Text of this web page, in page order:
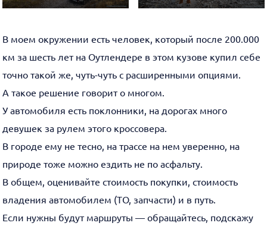
В моем окружении есть человек, который после 200.000
км за шесть лет на Оутлендере в этом кузове купил себе
точно такой же, чуть-чуть с расширенными опциями.
А такое решение говорит о многом.
У автомобиля есть поклонники, на дорогах много
девушек за рулем этого кроссовера.
В городе ему не тесно, на трассе на нем уверенно, на
природе тоже можно ездить не по асфальту.
В общем, оценивайте стоимость покупки, стоимость
владения автомобилем (ТО, запчасти) и в путь.
Если нужны будут маршруты — обращайтесь, подскажу